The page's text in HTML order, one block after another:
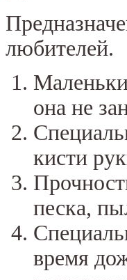
любителей.
она не
кисти
песка,
время